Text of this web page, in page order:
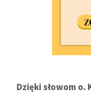
Dzięki słowom o.